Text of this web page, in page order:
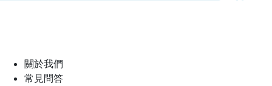
關於我們
常見問答